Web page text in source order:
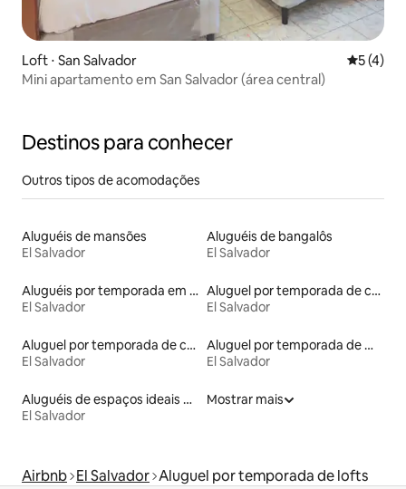
Loft ⋅ San Salvador 5 de
5 (4)
Mini apartamento em San Salvador (área central)
Destinos para conhecer
Outros tipos de acomodações
Aluguéis de mansões
El Salvador
Aluguéis de bangalôs
El Salvador
Aluguéis por temporada em acampamentos
El Salvador
Aluguel por temporada de contêineres
El Salvador
Aluguel por temporada de casas de hóspedes
El Salvador
Aluguel por temporada de microcasas
El Salvador
Aluguéis de espaços ideais para famílias
El Salvador
Mostrar mais
Airbnb El Salvador Aluguel por temporada de lofts